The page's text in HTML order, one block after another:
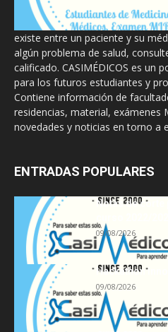
La información proporcionada
diseñado para complementar,
existe entre un paciente y su
algún problema de salud,
calificado. CASIMÉDICOS es un
para los futuros estudiantes y
Contiene información de
residencias, material, exámenes
novedades y noticias en torno a
ENTRADAS POPULARES
Notas de
curso 2022/
09/08/2026
Hackathon
09/08/2026